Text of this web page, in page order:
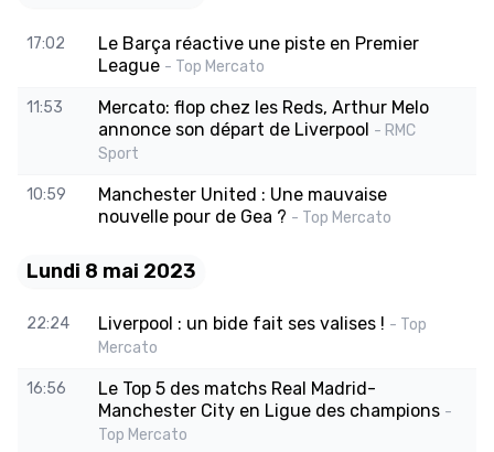
17:02
Le Barça réactive une piste en Premier
League - Top Mercato
11:53
Mercato: flop chez les Reds, Arthur Melo
annonce son départ de Liverpool - RMC
Sport
10:59
Manchester United : Une mauvaise
nouvelle pour de Gea ? - Top Mercato
Lundi 8 mai 2023
22:24 Liverpool : un bide fait ses valises ! - Top
Mercato
16:56
Le Top 5 des matchs Real Madrid-
Manchester City en Ligue des champions -
Top Mercato